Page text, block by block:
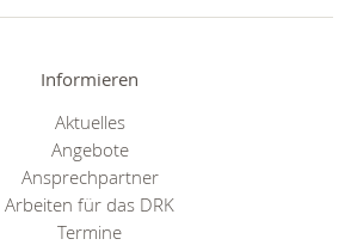
Informieren
Aktuelles
Angebote
Ansprechpartner
Arbeiten für das DRK
Termine